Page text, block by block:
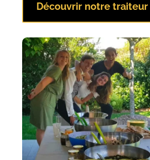
Découvrir notre traiteur